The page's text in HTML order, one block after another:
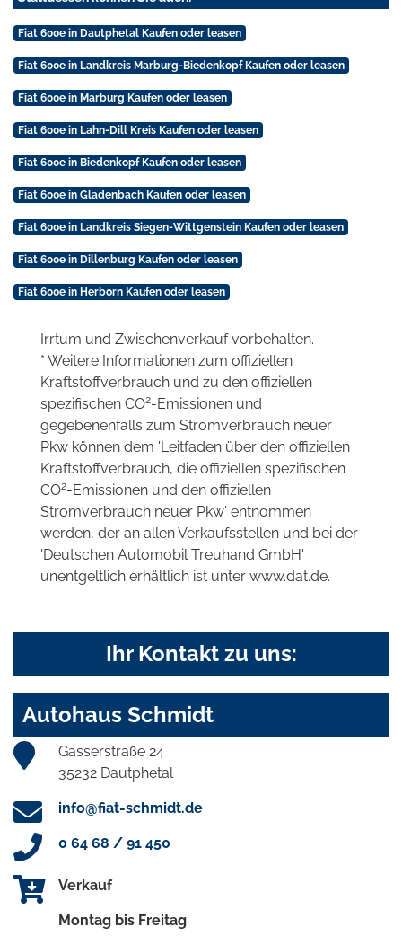
Fiat 600e in Dautphetal Kaufen oder leasen
Fiat 600e in Landkreis Marburg-Biedenkopf Kaufen oder leasen
Fiat 600e in Marburg Kaufen oder leasen
Fiat 600e in Lahn-Dill Kreis Kaufen oder leasen
Fiat 600e in Biedenkopf Kaufen oder leasen
Fiat 600e in Gladenbach Kaufen oder leasen
Fiat 600e in Landkreis Siegen-Wittgenstein Kaufen oder leasen
Fiat 600e in Dillenburg Kaufen oder leasen
Fiat 600e in Herborn Kaufen oder leasen
Irrtum und Zwischenverkauf vorbehalten.
* Weitere Informationen zum offiziellen
Kraftstoffverbrauch und zu den offiziellen
spezifischen CO2-Emissionen und
gegebenenfalls zum Stromverbrauch neuer
Pkw können dem 'Leitfaden über den offiziellen
Kraftstoffverbrauch, die offiziellen spezifischen
CO2-Emissionen und den offiziellen
Stromverbrauch neuer Pkw' entnommen
werden, der an allen Verkaufsstellen und bei der
'Deutschen Automobil Treuhand GmbH'
unentgeltlich erhältlich ist unter www.dat.de.
Ihr Kontakt zu uns:
Autohaus Schmidt
Gasserstraße 24
35232 Dautphetal
info@fiat-schmidt.de
0 64 68 / 91 450
Verkauf
Montag bis Freitag